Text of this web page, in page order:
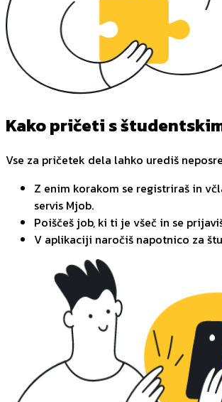
Kako pričeti s
Vse za pričetek dela lahko urediš
Z enim korakom se registriraš in
servis Mjob.
Poiščeš job, ki ti je všeč in se
V aplikaciji naročiš napotnico za